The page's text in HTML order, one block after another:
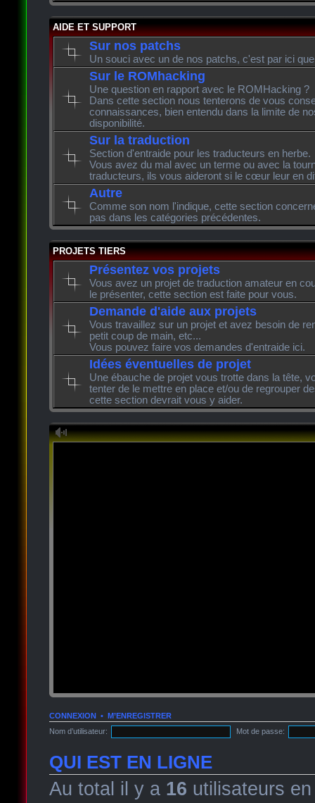
AIDE ET SUPPORT
Sur nos patchs
Un souci avec un de nos patchs, c'est par ici
Sur le ROMhacking
Une question en rapport avec le ROMHacking ?
Dans cette section nous tenterons de vous
connaissances, bien entendu dans la limite de
disponibilité.
Sur la traduction
Section d'entraide pour les traducteurs en herbe.
Vous avez du mal avec un terme ou avec la
traducteurs, ils vous aideront si le cœur leur en
Autre
Comme son nom l'indique, cette section
pas dans les catégories précédentes.
PROJETS TIERS
Présentez vos projets
Vous avez un projet de traduction amateur en
le présenter, cette section est faite pour vous.
Demande d'aide aux projets
Vous travaillez sur un projet et avez besoin de
petit coup de main, etc...
Vous pouvez faire vos demandes d'entraide ici.
Idées éventuelles de projet
Une ébauche de projet vous trotte dans la tête,
tenter de le mettre en place et/ou de regrouper
cette section devrait vous y aider.
CONNEXION • M’ENREGISTRER
Nom d’utilisateur:
Mot de passe:
QUI EST EN LIGNE
Au total il y a 16 utilisateurs